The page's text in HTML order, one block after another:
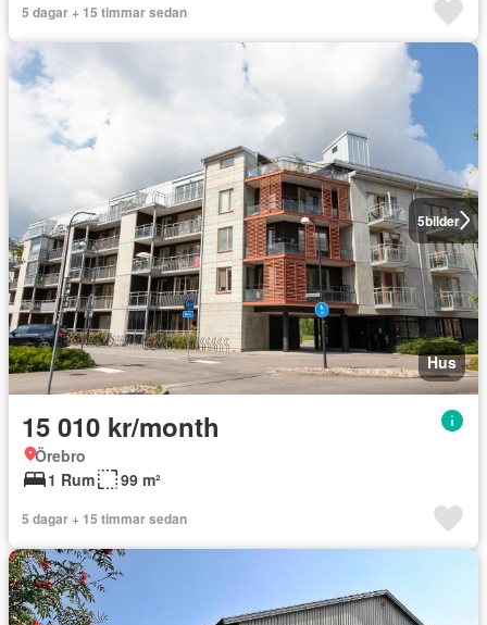
5 dagar + 15 timmar sedan
5bilder
Hus
15 010 kr/month
Örebro
1 Rum
99 m²
5 dagar + 15 timmar sedan